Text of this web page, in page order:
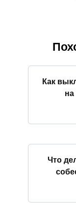
Как
на
Что